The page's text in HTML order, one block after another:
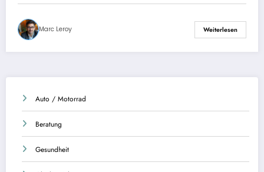
Marc Leroy Weiterlesen
Auto / Motorrad
Beratung
Gesundheit